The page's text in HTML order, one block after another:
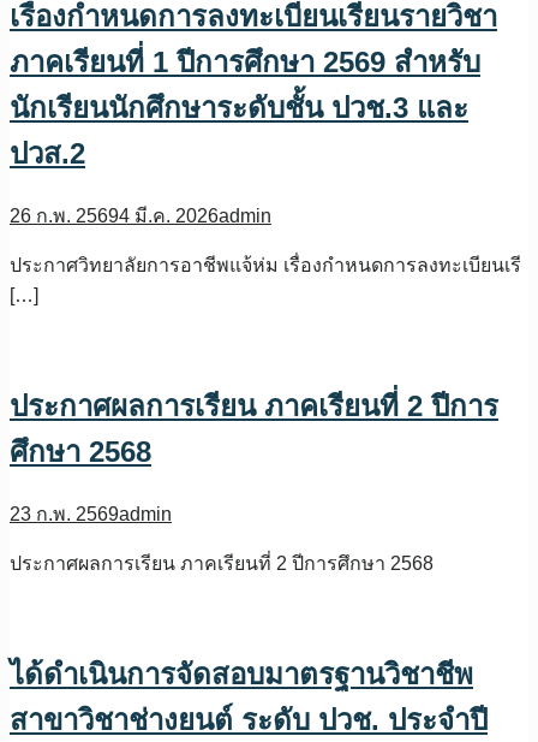
เรื่องกำหนดการลงทะเบียนเรียนรายวิชา
ภาคเรียนที่ 1 ปีการศึกษา 2569 สำหรับ
นักเรียนนักศึกษาระดับชั้น ปวช.3 และ
ปวส.2
26 ก.พ. 25694 มี.ค. 2026admin
ประกาศวิทยาลัยการอาชีพแจ้ห่ม เรื่องกำหนดการลงทะเบียนเรี
[…]
ประกาศผลการเรียน ภาคเรียนที่ 2 ปีการ
ศึกษา 2568
23 ก.พ. 2569admin
ประกาศผลการเรียน ภาคเรียนที่ 2 ปีการศึกษา 2568
ได้ดำเนินการจัดสอบมาตรฐานวิชาชีพ
สาขาวิชาช่างยนต์ ระดับ ปวช. ประจำปี